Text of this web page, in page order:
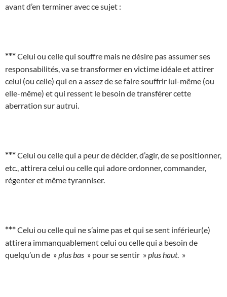
avant d’en terminer avec ce sujet :
***Celui ou celle qui souffre mais ne désire pas assumer ses
responsabilités, va se transformer en victime idéale et attirer
celui (ou celle) qui en a assez de se faire souffrir lui-même (ou
elle-même) et qui ressent le besoin de transférer cette
aberration sur autrui.
***Celui ou celle qui a peur de décider, d’agir, de se positionner,
etc., attirera celui ou celle qui adore ordonner, commander,
régenter et même tyranniser.
***Celui ou celle qui ne s’aime pas et qui se sent inférieur(e)
attirera immanquablement celui ou celle qui a besoin de
quelqu’un de »plus bas » pour se sentir »plus haut. »